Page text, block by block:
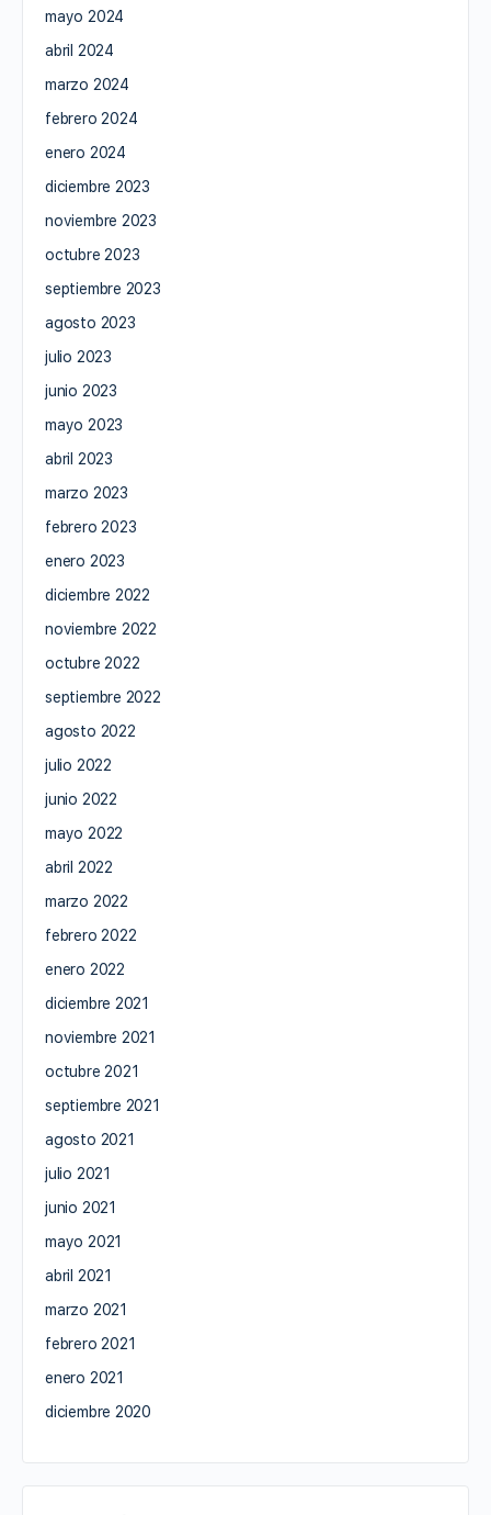
mayo 2024
abril 2024
marzo 2024
febrero 2024
enero 2024
diciembre 2023
noviembre 2023
octubre 2023
septiembre 2023
agosto 2023
julio 2023
junio 2023
mayo 2023
abril 2023
marzo 2023
febrero 2023
enero 2023
diciembre 2022
noviembre 2022
octubre 2022
septiembre 2022
agosto 2022
julio 2022
junio 2022
mayo 2022
abril 2022
marzo 2022
febrero 2022
enero 2022
diciembre 2021
noviembre 2021
octubre 2021
septiembre 2021
agosto 2021
julio 2021
junio 2021
mayo 2021
abril 2021
marzo 2021
febrero 2021
enero 2021
diciembre 2020